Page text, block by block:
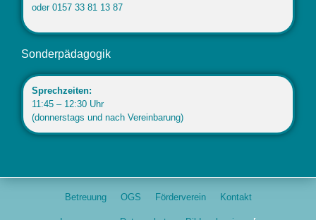
oder 0157 33 81 13 87
Sonderpädagogik
Sprechzeiten:
11:45 – 12:30 Uhr
(donnerstags und nach Vereinbarung)
Betreuung OGS Förderverein Kontakt